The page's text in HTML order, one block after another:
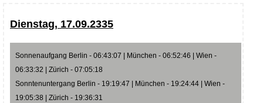
Dienstag, 17.09.2335
Sonnenaufgang Berlin - 06:43:07 | München - 06:52:46 | Wien -
06:33:32 | Zürich - 07:05:18
Sonntenuntergang Berlin - 19:19:47 | München - 19:24:44 | Wien -
19:05:38 | Zürich - 19:36:31